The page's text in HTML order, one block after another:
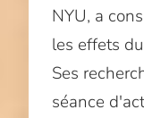
NYU, a
les effets
Ses
séance